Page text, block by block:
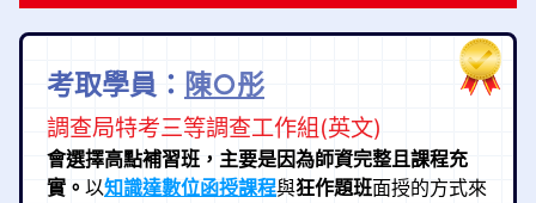
考取學員： 陳○彤
調查局特考三等調查工作組(英文)
會選擇高點補習班，主要是因為師資完整且課程充
實。 以知識達數位函授課程與狂作題班面授的方式來